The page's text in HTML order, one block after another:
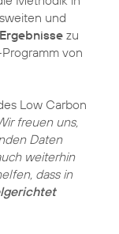
und
zu
von
Low Carbon
freuen uns,
Daten
weiterhin
dass in